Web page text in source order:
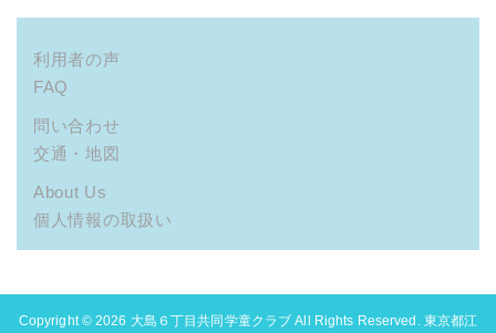
ェ
ェ
利用者の声
FAQ
問い合わせ
交通・地図
About Us
個人情報の取扱い
Copyright © 2026 大島６丁目共同学童クラブ All Rights Reserved. 東京都江